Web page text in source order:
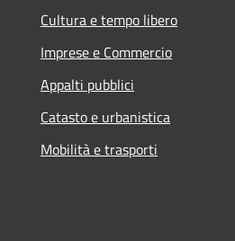
Cultura e tempo libero
Imprese e Commercio
Appalti pubblici
Catasto e urbanistica
Mobilità e trasporti